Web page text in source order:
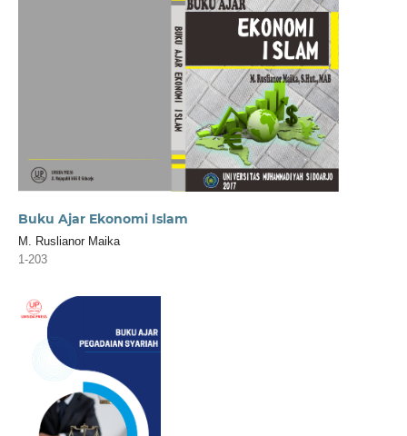
Buku Ajar Ekonomi Islam
M. Ruslianor Maika
1-203